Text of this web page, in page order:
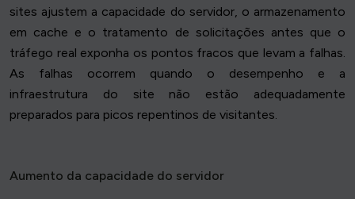
sites ajustem a capacidade do servidor, o armazenamento
em cache e o tratamento de solicitações antes que o
tráfego real exponha os pontos fracos que levam a falhas.
As falhas ocorrem quando o desempenho e a
infraestrutura do site não estão adequadamente
preparados para picos repentinos de visitantes.
Aumento da capacidade do servidor